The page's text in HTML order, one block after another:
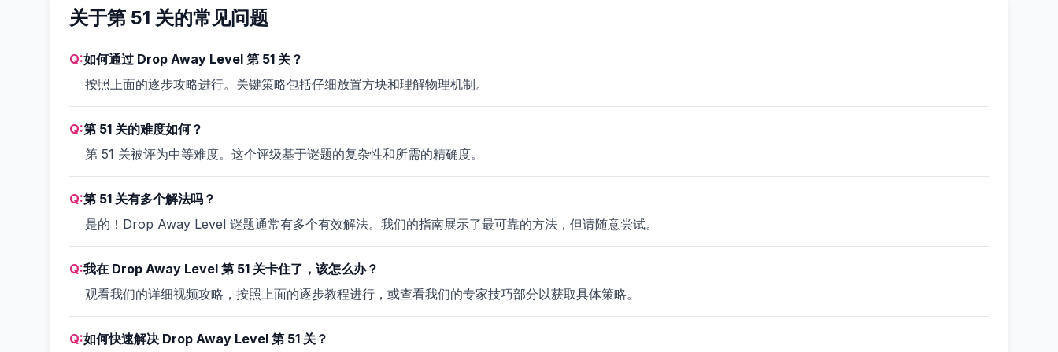
关于第 51 关的常见问题
Q:如何通过 Drop Away Level 第 51 关？
按照上面的逐步攻略进行。关键策略包括仔细放置方块和理解物理机制。
Q:第 51 关的难度如何？
第 51 关被评为中等难度。这个评级基于谜题的复杂性和所需的精确度。
Q:第 51 关有多个解法吗？
是的！Drop Away Level 谜题通常有多个有效解法。我们的指南展示了最可靠的方法，但请随意尝试。
Q:我在 Drop Away Level 第 51 关卡住了，该怎么办？
观看我们的详细视频攻略，按照上面的逐步教程进行，或查看我们的专家技巧部分以获取具体策略。
Q:如何快速解决 Drop Away Level 第 51 关？